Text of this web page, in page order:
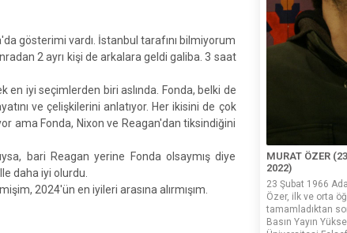
gösterimi vardı. İstanbul tarafını bilmiyorum
2 ayrı kişi de arkalara geldi galiba. 3 saat
en iyi seçimlerden biri aslında. Fonda, belki de
ve çelişkilerini anlatıyor. Her ikisini de çok
ama Fonda, Nixon ve Reagan'dan tiksindiğini
bari Reagan yerine Fonda olsaymış diye
daha iyi olurdu.
2024'ün en iyileri arasına alırmışım.
MURAT ÖZER
2022)
23 Şubat 1966
Özer, ilk ve orta
tamamladıktan
Basın Yayın